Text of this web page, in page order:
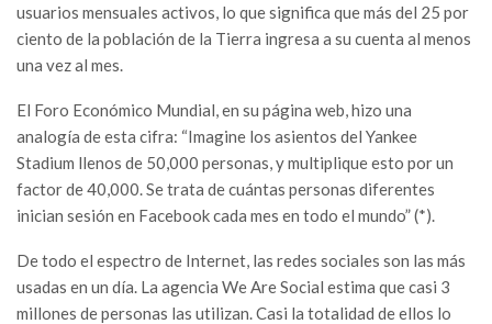
usuarios mensuales activos, lo que significa que más del 25 por
ciento de la población de la Tierra ingresa a su cuenta al menos
una vez al mes.
El Foro Económico Mundial, en su página web, hizo una
analogía de esta cifra: “Imagine los asientos del Yankee
Stadium llenos de 50,000 personas, y multiplique esto por un
factor de 40,000. Se trata de cuántas personas diferentes
inician sesión en Facebook cada mes en todo el mundo” (*).
De todo el espectro de Internet, las redes sociales son las más
usadas en un día. La agencia We Are Social estima que casi 3
millones de personas las utilizan. Casi la totalidad de ellos lo